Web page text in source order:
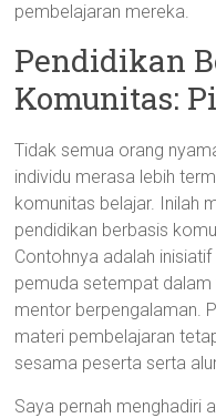
pembelajaran mereka.
Pendidikan
Komunitas:
Tidak semua orang
individu merasa lebih
komunitas belajar. Inilah
pendidikan berbasis
Contohnya adalah
pemuda setempat
mentor berpengalaman.
materi pembelajaran
sesama peserta serta
Saya pernah menghadiri